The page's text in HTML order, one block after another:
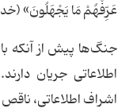
عَرِّفْهُمْ مَا یَجْهَلُونَ»
جنگ‌ها پیش از آنکه
اطلاعاتی جریان
اشراف اطلاعاتی،